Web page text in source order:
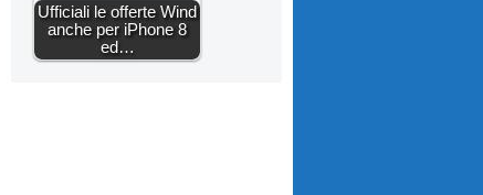
Ufficiali le offerte Wind
anche per iPhone 8
ed…